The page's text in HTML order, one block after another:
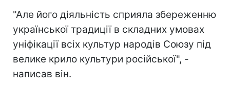
"Але його діяльність сприяла збереженню
української традиції в складних умовах
уніфікації всіх культур народів Союзу під
велике крило культури російської", -
написав він.